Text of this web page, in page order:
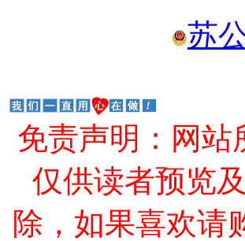
苏
免责声明：网站
仅供读者预览
除，如果喜欢请